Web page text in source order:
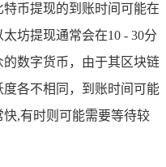
币提现的到账时间可能在
坊提现通常会在10 - 30分
数字货币，由于其区块链
各不相同，到账时间可能
,有时则可能需要等待较